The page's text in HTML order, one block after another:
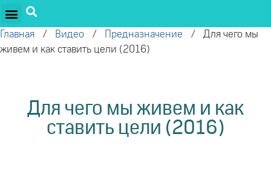
Главная / Видео / Предназначение / Для чего мы
живем и как ставить цели (2016)
Для чего мы живем и как
ставить цели (2016)